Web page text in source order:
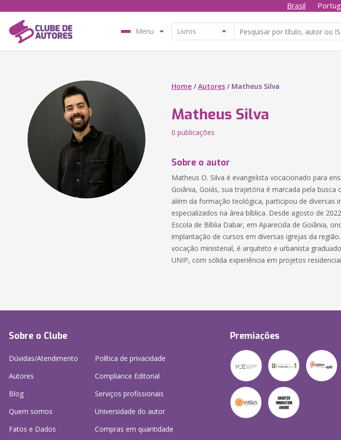
Brasil
Menu
Home /Autores / Matheus Silva
Matheus Silva
0 publicações
Sobre o autor
Matheus O. Silva é evangelista vocacionado para
Goiânia, Goiás, sua trajetória é marcada pela busca
além da formação teológica, participou de diversas
especializados na área bíblica. Desde agosto de
Escola de Bíblia Dabar, em Aparecida de Goiânia,
implantação de cursos em diversas igrejas da
vocação ministerial, é arquiteto e urbanista
UNIP, com sólida experiência em projetos
Sobre o Clube
Dúvidas/Atendimento
Autores
Blog
Quem somos
Fatos e Dados
Política de privacidade
Compliance Editorial
Serviços profissionais
Universidade do autor
Compras em quantidade
Premiações